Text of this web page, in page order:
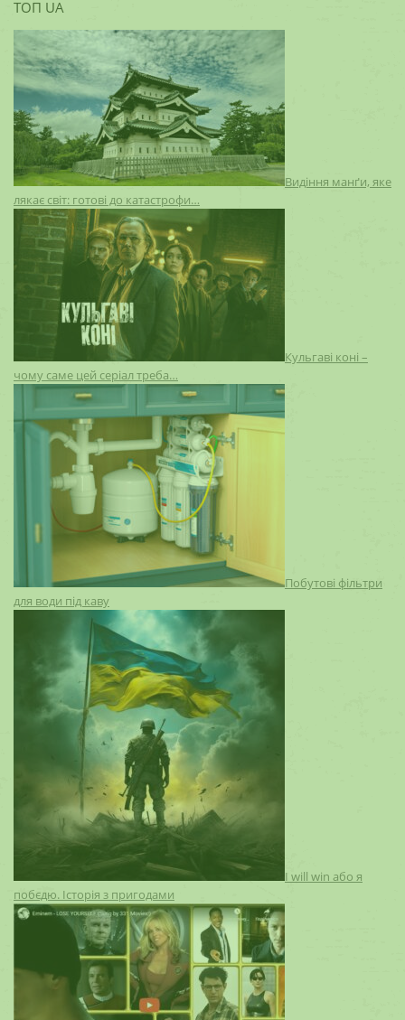
ТОП UA
Видіння манґи, яке
лякає світ: готові до катастрофи…
Кульгаві коні –
чому саме цей серіал треба…
Побутові фільтри
для води під каву
I will win або я
побєдю. Історія з пригодами